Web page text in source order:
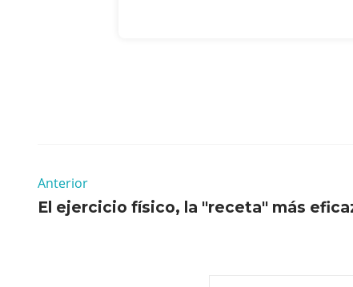
Anterior
El ejercicio físico, la "receta" más